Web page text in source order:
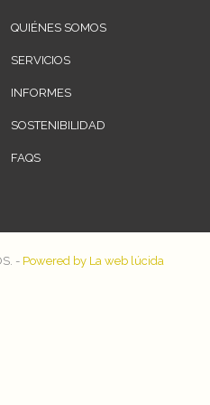
QUIÉNES SOMOS
SERVICIOS
INFORMES
SOSTENIBILIDAD
FAQS
- Powered by La web lúcida